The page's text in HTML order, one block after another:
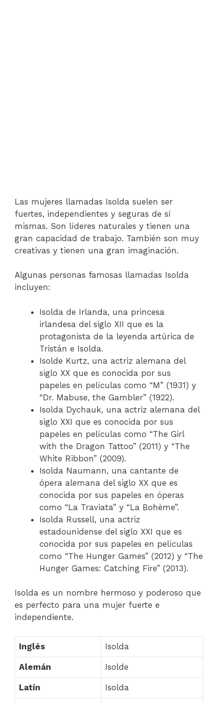
Las mujeres llamadas Isolda suelen ser
fuertes, independientes y seguras de sí
mismas. Son líderes naturales y tienen una
gran capacidad de trabajo. También son muy
creativas y tienen una gran imaginación.
Algunas personas famosas llamadas Isolda
incluyen:
Isolda de Irlanda, una princesa
irlandesa del siglo XII que es la
protagonista de la leyenda artúrica de
Tristán e Isolda.
Isolde Kurtz, una actriz alemana del
siglo XX que es conocida por sus
papeles en películas como “M” (1931) y
“Dr. Mabuse, the Gambler” (1922).
Isolda Dychauk, una actriz alemana del
siglo XXI que es conocida por sus
papeles en películas como “The Girl
with the Dragon Tattoo” (2011) y “The
White Ribbon” (2009).
Isolda Naumann, una cantante de
ópera alemana del siglo XX que es
conocida por sus papeles en óperas
como “La Traviata” y “La Bohème”.
Isolda Russell, una actriz
estadounidense del siglo XXI que es
conocida por sus papeles en películas
como “The Hunger Games” (2012) y “The
Hunger Games: Catching Fire” (2013).
Isolda es un nombre hermoso y poderoso que
es perfecto para una mujer fuerte e
independiente.
Inglés Isolda
Alemán Isolde
Latín Isolda